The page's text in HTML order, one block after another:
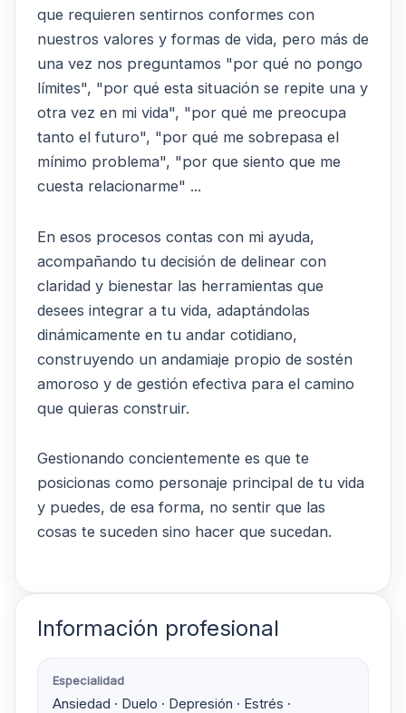
que requieren sentirnos conformes con
nuestros valores y formas de vida, pero más de
una vez nos preguntamos "por qué no pongo
límites", "por qué esta situación se repite una y
otra vez en mi vida", "por qué me preocupa
tanto el futuro", "por qué me sobrepasa el
mínimo problema", "por que siento que me
cuesta relacionarme" ...
En esos procesos contas con mi ayuda,
acompañando tu decisión de delinear con
claridad y bienestar las herramientas que
desees integrar a tu vida, adaptándolas
dinámicamente en tu andar cotidiano,
construyendo un andamiaje propio de sostén
amoroso y de gestión efectiva para el camino
que quieras construir.
Gestionando concientemente es que te
posicionas como personaje principal de tu vida
y puedes, de esa forma, no sentir que las
cosas te suceden sino hacer que sucedan.
Información profesional
Especialidad
Ansiedad · Duelo · Depresión · Estrés ·